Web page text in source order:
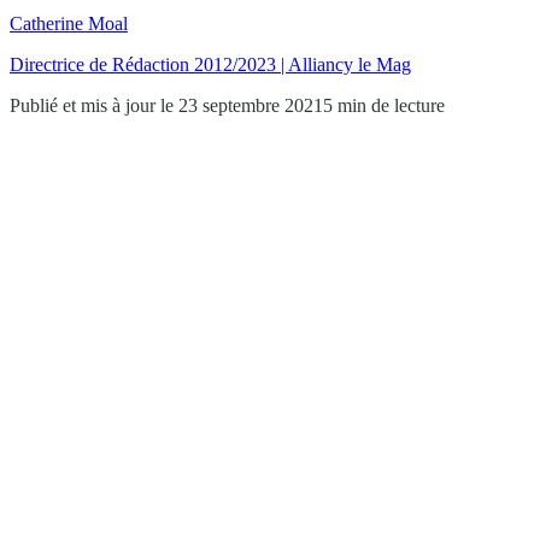
Catherine Moal
Directrice de Rédaction 2012/2023 | Alliancy le Mag
Publié et mis à jour le 23 septembre 2021 5 min de lecture